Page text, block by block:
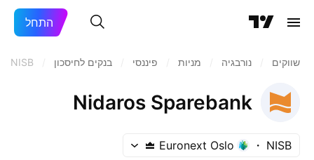
התחל
שווקים נורבגיה מניות‏ פיננסי בנקים לחיסכון NISB
Nidaros Sparebank
NISB
Euronext Oslo